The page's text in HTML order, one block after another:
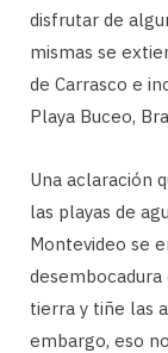
disfrutar de
mismas se
de Carrasco e
Playa Buceo,
Una aclaración
las playas de
Montevideo se
tierra y tiñe las
embargo, eso